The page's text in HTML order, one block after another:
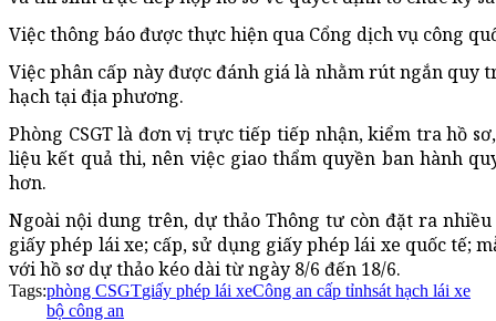
Việc thông báo được thực hiện qua Cổng dịch vụ công
Việc phân cấp này được đánh giá là nhằm rút ngắn
hạch tại địa phương.
Phòng CSGT là đơn vị trực tiếp tiếp nhận, kiểm tra hồ
liệu kết quả thi, nên việc giao thẩm quyền ban hành
hơn.
Ngoài nội dung trên, dự thảo Thông tư còn đặt ra
giấy phép lái xe; cấp, sử dụng giấy phép lái xe quốc tế;
với hồ sơ dự thảo kéo dài từ ngày 8/6 đến 18/6.
Tags:phòng CSGTgiấy phép lái xeCông an cấp tỉnhsát hạch lái xe
bộ công an